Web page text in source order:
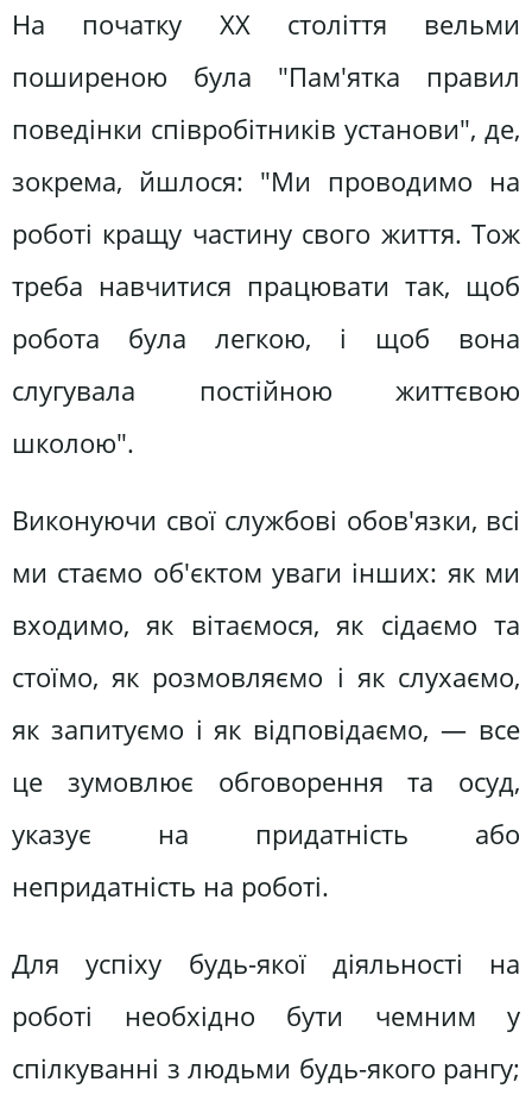
На початку XX століття вельми
поширеною була "Пам'ятка правил
поведінки співробітників установи", де,
зокрема, йшлося: "Ми проводимо на
роботі кращу частину свого життя. Тож
треба навчитися працювати так, щоб
робота була легкою, і щоб вона
слугувала постійною життєвою
школою".
Виконуючи свої службові обов'язки, всі
ми стаємо об'єктом уваги інших: як ми
входимо, як вітаємося, як сідаємо та
стоїмо, як розмовляємо і як слухаємо,
як запитуємо і як відповідаємо, — все
це зумовлює обговорення та осуд,
указує на придатність або
непридатність на роботі.
Для успіху будь-якої діяльності на
роботі необхідно бути чемним у
спілкуванні з людьми будь-якого рангу;